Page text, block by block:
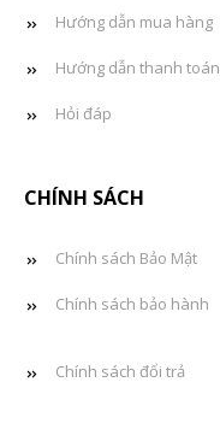
Hướng dẫn mua hàng
Hướng dẫn thanh toán
Hỏi đáp
CHÍNH SÁCH
Chính sách Bảo Mật
Chính sách bảo hành
Chính sách đổi trả